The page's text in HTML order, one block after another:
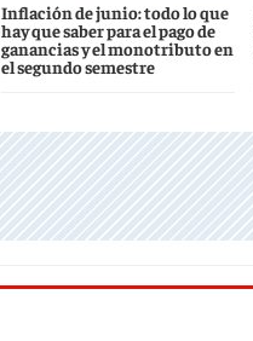
Inflación de junio: todo lo que
hay que saber para el pago de
ganancias y el monotributo en
el segundo semestre